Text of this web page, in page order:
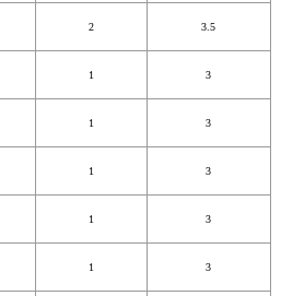
2 3.5
1 3
1 3
1 3
1 3
1 3